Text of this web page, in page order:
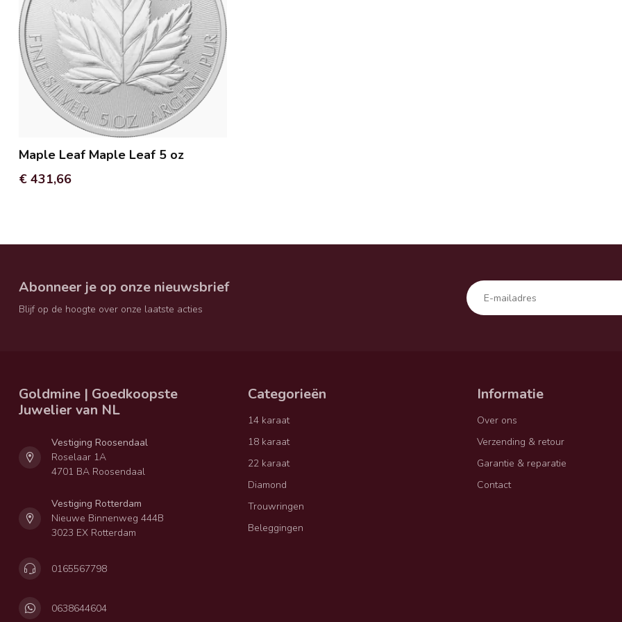
Maple Leaf Maple Leaf 5 oz
€ 431,66
Abonneer je op onze nieuwsbrief
Blijf op de hoogte over onze laatste acties
Goldmine | Goedkoopste
Juwelier van NL
Vestiging Roosendaal
Roselaar 1A
4701 BA Roosendaal
Vestiging Rotterdam
Nieuwe Binnenweg 444B
3023 EX Rotterdam
0165567798
0638644604
Categorieën
14 karaat
18 karaat
22 karaat
Diamond
Trouwringen
Beleggingen
Informatie
Over ons
Verzending & retour
Garantie & reparatie
Contact